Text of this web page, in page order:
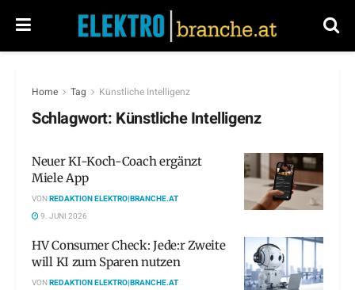
Home Tag Künstliche Intelligenz
Schlagwort: Künstliche Intelligenz
Neuer KI-Koch-Coach ergänzt
Miele App
VONREDAKTION ELEKTRO|BRANCHE.AT
9. JUNI 2026
HV Consumer Check: Jede:r Zweite
will KI zum Sparen nutzen
VONREDAKTION ELEKTRO|BRANCHE.AT